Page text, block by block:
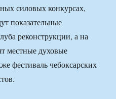
силовых конкурсах,
показательные
реконструкции, а на
местные духовые
фестиваль чебоксарских